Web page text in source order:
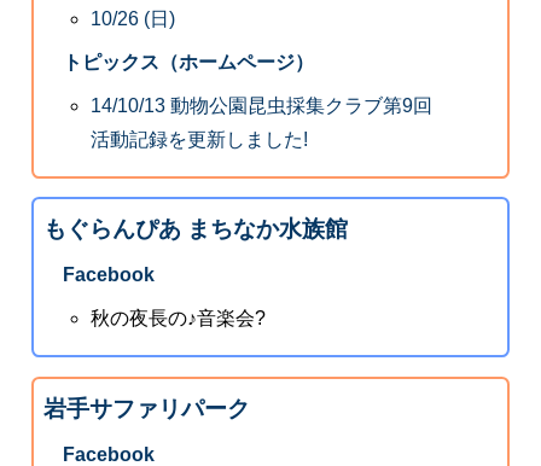
10/26 (日)
トピックス（ホームページ）
14/10/13 動物公園昆虫採集クラブ第9回
活動記録を更新しました!
もぐらんぴあ まちなか水族館
Facebook
秋の夜長の♪音楽会?
岩手サファリパーク
Facebook